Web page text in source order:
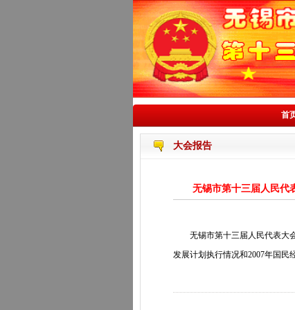
首
大会报告
无锡市第十三届人民代
无锡市第十三届人民代表大会
发展计划执行情况和2007年国民